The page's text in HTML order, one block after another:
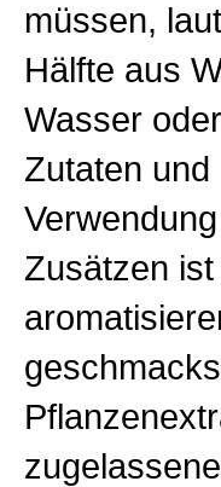
müssen,
Hälfte aus
Wasser
Zutaten
Zusätzen